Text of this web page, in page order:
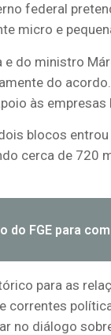
federal
micro e
e do ministro
do
às empresas
blocos
cerca de 720
do FGE para
para as
correntes
no diálogo